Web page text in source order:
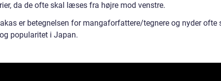
da de ofte skal læses fra højre mod venstre.
er betegnelsen for mangaforfattere/tegnere og nyder ofte
popularitet i Japan.